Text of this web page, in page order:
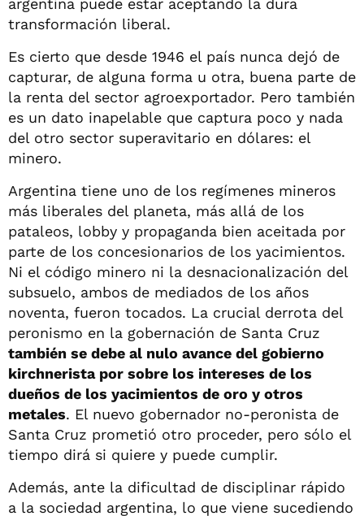
transformación liberal.
Es cierto que desde 1946 el país nunca dejó de
capturar, de alguna forma u otra, buena parte de
la renta del sector agroexportador. Pero también
es un dato inapelable que captura poco y nada
del otro sector superavitario en dólares: el
minero.
Argentina tiene uno de los regímenes mineros
más liberales del planeta, más allá de los
pataleos, lobby y propaganda bien aceitada por
parte de los concesionarios de los yacimientos.
Ni el código minero ni la desnacionalización del
subsuelo, ambos de mediados de los años
noventa, fueron tocados. La crucial derrota del
peronismo en la gobernación de Santa Cruz
también se debe al nulo avance del gobierno
kirchnerista por sobre los intereses de los
dueños de los yacimientos de oro y otros
metales. El nuevo gobernador no-peronista de
Santa Cruz prometió otro proceder, pero sólo el
tiempo dirá si quiere y puede cumplir.
Además, ante la dificultad de disciplinar rápido
a la sociedad argentina, lo que viene sucediendo